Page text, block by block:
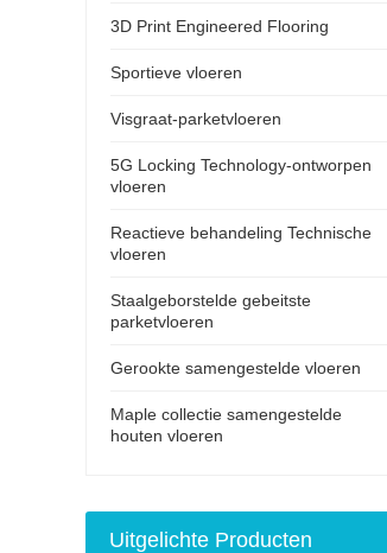
3D Print Engineered Flooring
Sportieve vloeren
Visgraat-parketvloeren
5G Locking Technology-ontworpen
vloeren
Reactieve behandeling Technische
vloeren
Staalgeborstelde gebeitste
parketvloeren
Gerookte samengestelde vloeren
Maple collectie samengestelde
houten vloeren
Uitgelichte Producten